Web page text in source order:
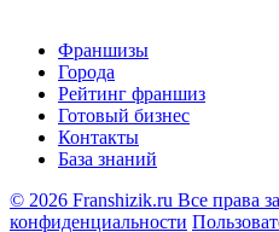
Франшизы
Города
Рейтинг франшиз
Готовый бизнес
Контакты
База знаний
© 2026 Franshizik.ru Все права
конфиденциальности